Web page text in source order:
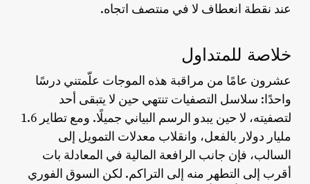
عند نقطة انعطاف لا في منتصف اتجاه.
خلاصة للمتداول
عشرون عامًا من مراقبة هذه الموجات علّمتني درسًا
واحدًا: سلاسل التصفيات تنتهي حين لا يتبقى أحد
لتصفيته، لا حين يبدو الرسم البياني جميلًا. ومع تطاير 1.6
مليار دولار بالفعل، وانقلاب معدلات التمويل إلى
السالب، فإن جانب الرافعة المالية في المعادلة بات
أقرب إلى التطهر منه إلى التراكم. لكن السوق الفوري